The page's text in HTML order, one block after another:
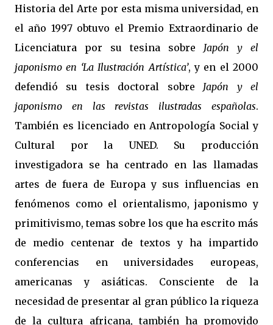
Historia del Arte por esta misma universidad, en
el año 1997 obtuvo el Premio Extraordinario de
Licenciatura por su tesina sobre Japón y el
japonismo en ‘La Ilustración Artística’, y en el 2000
defendió su tesis doctoral sobre Japón y el
japonismo en las revistas ilustradas españolas.
También es licenciado en Antropología Social y
Cultural por la UNED. Su producción
investigadora se ha centrado en las llamadas
artes de fuera de Europa y sus influencias en
fenómenos como el orientalismo, japonismo y
primitivismo, temas sobre los que ha escrito más
de medio centenar de textos y ha impartido
conferencias en universidades europeas,
americanas y asiáticas. Consciente de la
necesidad de presentar al gran público la riqueza
de la cultura africana, también ha promovido